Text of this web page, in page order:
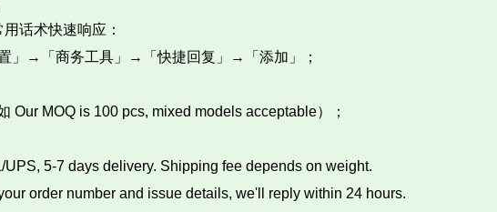
话术快速响应：​
」→「商务工具」→「快捷回复」→「添加」；​
Our MOQ is 100 pcs, mixed models acceptable）；​
5-7 days delivery. Shipping fee depends on weight.​
order number and issue details, we'll reply within 24 hours.​